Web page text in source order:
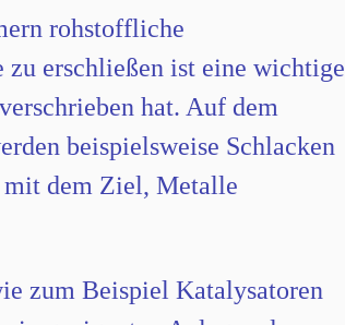
rohstoffliche
zu erschließen ist eine wichtige
hat. Auf dem
beispielsweise Schlacken
dem Ziel, Metalle
zum Beispiel Katalysatoren